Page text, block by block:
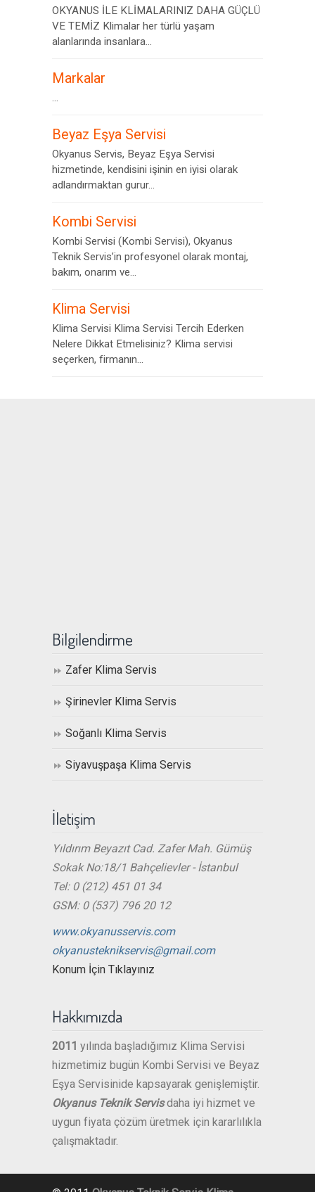
OKYANUS İLE KLİMALARINIZ DAHA GÜÇLÜ
VE TEMİZ Klimalar her türlü yaşam
alanlarında insanlara...
Markalar
...
Beyaz Eşya Servisi
Okyanus Servis, Beyaz Eşya Servisi
hizmetinde, kendisini işinin en iyisi olarak
adlandırmaktan gurur...
Kombi Servisi
Kombi Servisi (Kombi Servisi), Okyanus
Teknik Servis’in profesyonel olarak montaj,
bakım, onarım ve...
Klima Servisi
Klima Servisi Klima Servisi Tercih Ederken
Nelere Dikkat Etmelisiniz? Klima servisi
seçerken, firmanın...
Bilgilendirme
Zafer Klima Servis
Şirinevler Klima Servis
Soğanlı Klima Servis
Siyavuşpaşa Klima Servis
İletişim
Yıldırım Beyazıt Cad. Zafer Mah. Gümüş
Sokak No:18/1 Bahçelievler - İstanbul
Tel: 0 (212) 451 01 34
GSM: 0 (537) 796 20 12
www.okyanusservis.com
okyanusteknikservis@gmail.com
Konum İçin Tıklayınız
Hakkımızda
2011 yılında başladığımız Klima Servisi
hizmetimiz bugün Kombi Servisi ve Beyaz
Eşya Servisinide kapsayarak genişlemiştir.
Okyanus Teknik Servisdaha iyi hizmet ve
uygun fiyata çözüm üretmek için kararlılıkla
çalışmaktadır.